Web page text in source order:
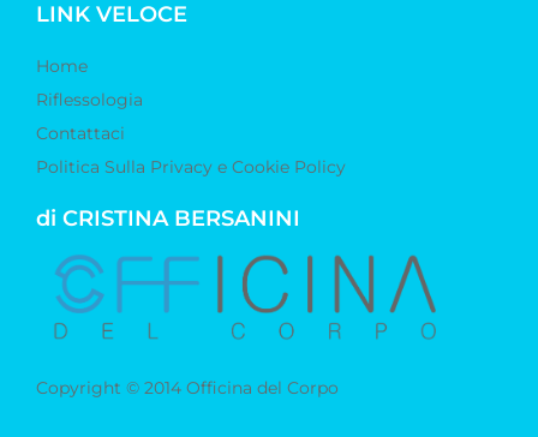
LINK VELOCE
Home
Riflessologia
Contattaci
Politica Sulla Privacy e Cookie Policy
di CRISTINA BERSANINI
Copyright © 2014 Officina del Corpo